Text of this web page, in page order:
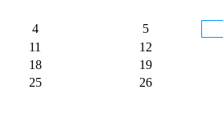
4
5
11
12
18
19
25
26